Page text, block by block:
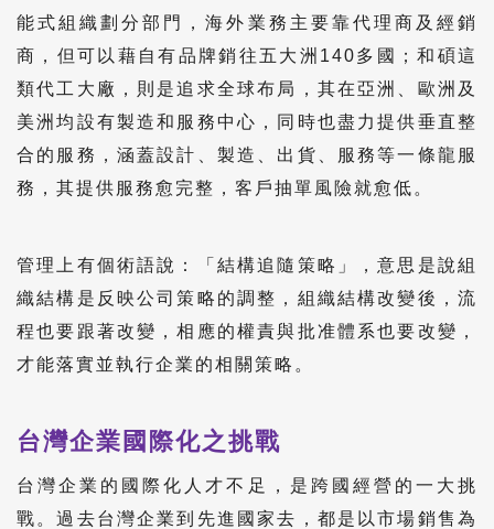
能式組織劃分部門，海外業務主要靠代理商及經銷
商，但可以藉自有品牌銷往五大洲140多國；和碩這
類代工大廠，則是追求全球布局，其在亞洲、歐洲及
美洲均設有製造和服務中心，同時也盡力提供垂直整
合的服務，涵蓋設計、製造、出貨、服務等一條龍服
務，其提供服務愈完整，客戶抽單風險就愈低。
管理上有個術語說：「結構追隨策略」，意思是說組
織結構是反映公司策略的調整，組織結構改變後，流
程也要跟著改變，相應的權責與批准體系也要改變，
才能落實並執行企業的相關策略。
台灣企業國際化之挑戰
台灣企業的國際化人才不足，是跨國經營的一大挑
戰。過去台灣企業到先進國家去，都是以市場銷售為